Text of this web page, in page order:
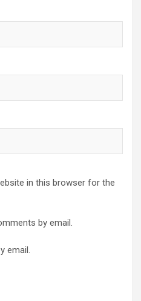
in this browser for the
by email.
email.